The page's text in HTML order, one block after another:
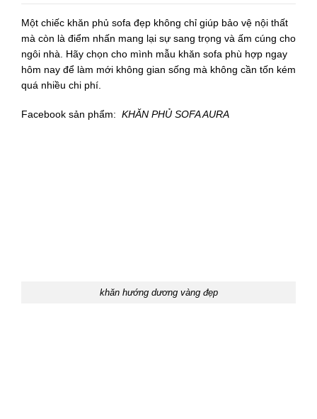
Một chiếc khăn phủ sofa đẹp không chỉ giúp bảo vệ nội thất
mà còn là điểm nhấn mang lại sự sang trọng và ấm cúng cho
ngôi nhà. Hãy chọn cho mình mẫu khăn sofa phù hợp ngay
hôm nay để làm mới không gian sống mà không cần tốn kém
quá nhiều chi phí.
Facebook sản phẩm: KHĂN PHỦ SOFA AURA
khăn hướng dương vàng đẹp